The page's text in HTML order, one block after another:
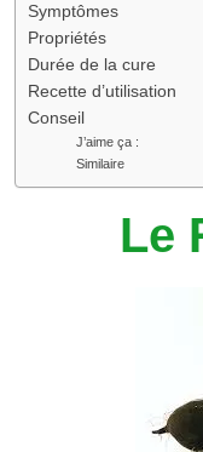
Symptômes
Propriétés
Durée de la cure
Recette d’utilisation
Conseil
J’aime ça :
Similaire
Le